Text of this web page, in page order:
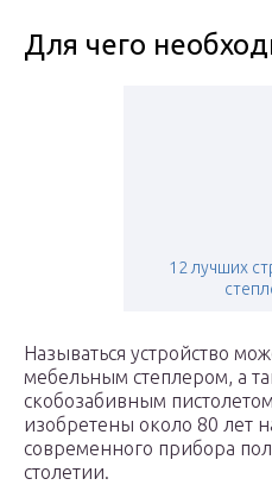
Для чего
12 лучших
Называться устройство
мебельным степлером, а
скобозабивным
изобретены около 80 лет
современного прибора
столетии.